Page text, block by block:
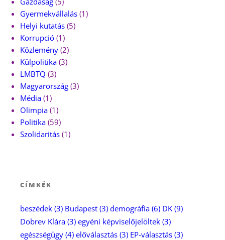
Gyermekvállalás (1)
Helyi kutatás (5)
Korrupció (1)
Közlemény (2)
Külpolitika (3)
LMBTQ (3)
Magyarország (3)
Média (1)
Olimpia (1)
Politika (59)
Szolidaritás (1)
CÍMKÉK
beszédek (3) Budapest (3) demográfia (6) DK (9)
Dobrev Klára (3) egyéni képviselőjelöltek (3)
egészségügy (4) előválasztás (3) EP-választás (3)